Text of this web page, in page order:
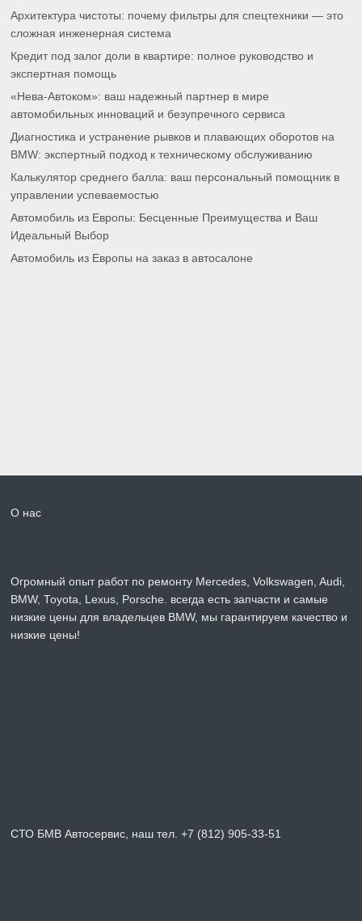
Архитектура чистоты: почему фильтры для спецтехники — это
сложная инженерная система
Кредит под залог доли в квартире: полное руководство и
экспертная помощь
«Нева-Автоком»: ваш надежный партнер в мире
автомобильных инноваций и безупречного сервиса
Диагностика и устранение рывков и плавающих оборотов на
BMW: экспертный подход к техническому обслуживанию
Калькулятор среднего балла: ваш персональный помощник в
управлении успеваемостью
Автомобиль из Европы: Бесценные Преимущества и Ваш
Идеальный Выбор
Автомобиль из Европы на заказ в автосалоне
О нас
Огромный опыт работ по ремонту Mercedes, Volkswagen, Audi,
BMW, Toyota, Lexus, Porsche. всегда есть запчасти и самые
низкие цены для владельцев BMW, мы гарантируем качество и
низкие цены!
СТО БМВ Автосервис, наш тел. +7 (812) 905-33-51